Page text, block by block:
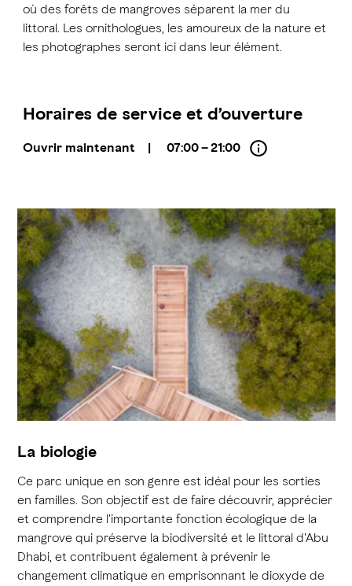
où des forêts de mangroves séparent la mer du
littoral. Les ornithologues, les amoureux de la nature et
les photographes seront ici dans leur élément.
Horaires de service et d’ouverture
Ouvrir maintenant | 07:00 – 21:00
La biologie
Ce parc unique en son genre est idéal pour les sorties
en familles. Son objectif est de faire découvrir, apprécier
et comprendre l'importante fonction écologique de la
mangrove qui préserve la biodiversité et le littoral d'Abu
Dhabi, et contribuent également à prévenir le
changement climatique en emprisonnant le dioxyde de